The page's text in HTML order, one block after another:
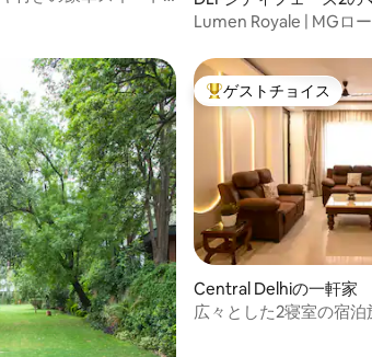
ン・アパート
Lumen Royale | MGロ
大好評のゲストチョイ
ゲストチョイス
Central Delhiの一軒家
広々とした2寝室の宿泊